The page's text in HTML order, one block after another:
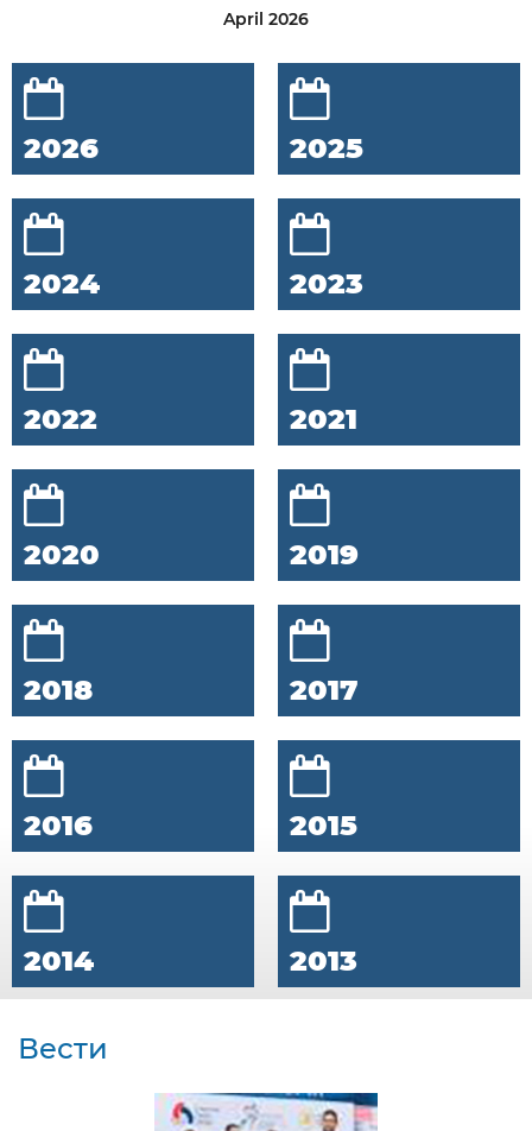
April 2026
2026 2025
2024 2023
2022 2021
2020 2019
2018 2017
2016 2015
2014 2013
Вести